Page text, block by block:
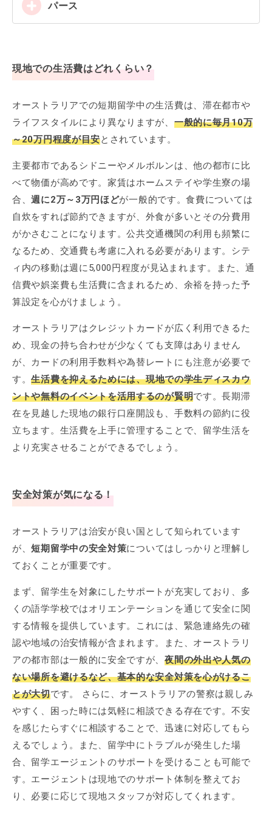
パース
現地での生活費はどれくらい？
オーストラリアでの短期留学中の生活費は、滞在都市や
ライフスタイルにより異なりますが、 一般的に毎月10万
～20万円程度が目安とされています。
主要都市であるシドニーやメルボルンは、他の都市に比
べて物価が高めです。家賃はホームステイや学生寮の場
合、週に2万～3万円ほどが一般的です。食費については
自炊をすれば節約できますが、外食が多いとその分費用
がかさむことになります。公共交通機関の利用も頻繁に
なるため、交通費も考慮に入れる必要があります。シテ
ィ内の移動は週に5,000円程度が見込まれます。また、通
信費や娯楽費も生活費に含まれるため、余裕を持った予
算設定を心がけましょう。
オーストラリアはクレジットカードが広く利用できるた
め、現金の持ち合わせが少なくても支障はありません
が、カードの利用手数料や為替レートにも注意が必要で
す。生活費を抑えるためには、現地での学生ディスカウ
ントや無料のイベントを活用するのが賢明です。長期滞
在を見越した現地の銀行口座開設も、手数料の節約に役
立ちます。生活費を上手に管理することで、留学生活を
より充実させることができるでしょう。
安全対策が気になる！
オーストラリアは治安が良い国として知られています
が、短期留学中の安全対策についてはしっかりと理解し
ておくことが重要です。
まず、留学生を対象にしたサポートが充実しており、多
くの語学学校ではオリエンテーションを通じて安全に関
する情報を提供しています。これには、緊急連絡先の確
認や地域の治安情報が含まれます。また、オーストラリ
アの都市部は一般的に安全ですが、夜間の外出や人気の
ない場所を避けるなど、基本的な安全対策を心がけるこ
とが大切です。 さらに、オーストラリアの警察は親しみ
やすく、困った時には気軽に相談できる存在です。不安
を感じたらすぐに相談することで、迅速に対応してもら
えるでしょう。また、留学中にトラブルが発生した場
合、留学エージェントのサポートを受けることも可能で
す。エージェントは現地でのサポート体制を整えてお
り、必要に応じて現地スタッフが対応してくれます。